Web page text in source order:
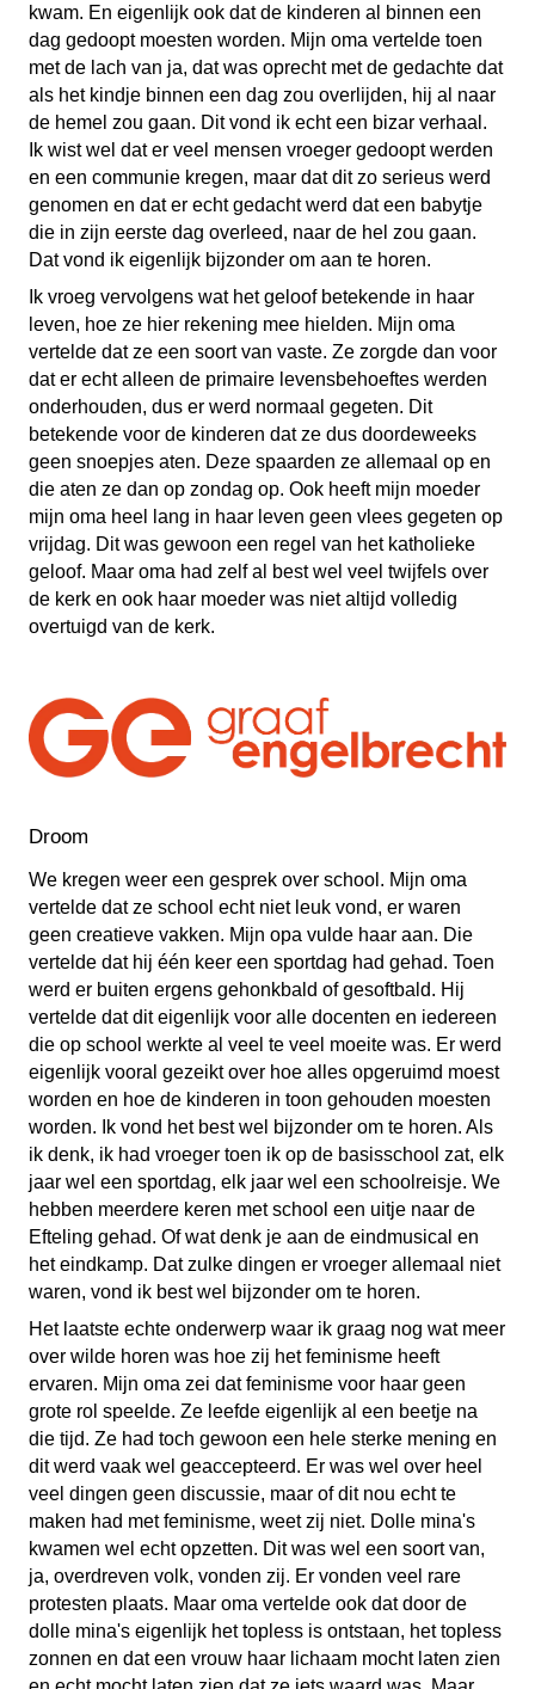
kwam. En eigenlijk ook dat de kinderen al binnen een
dag gedoopt moesten worden. Mijn oma vertelde toen
met de lach van ja, dat was oprecht met de gedachte dat
als het kindje binnen een dag zou overlijden, hij al naar
de hemel zou gaan. Dit vond ik echt een bizar verhaal.
Ik wist wel dat er veel mensen vroeger gedoopt werden
en een communie kregen, maar dat dit zo serieus werd
genomen en dat er echt gedacht werd dat een babytje
die in zijn eerste dag overleed, naar de hel zou gaan.
Dat vond ik eigenlijk bijzonder om aan te horen.
Ik vroeg vervolgens wat het geloof betekende in haar
leven, hoe ze hier rekening mee hielden. Mijn oma
vertelde dat ze een soort van vaste. Ze zorgde dan voor
dat er echt alleen de primaire levensbehoeftes werden
onderhouden, dus er werd normaal gegeten. Dit
betekende voor de kinderen dat ze dus doordeweeks
geen snoepjes aten. Deze spaarden ze allemaal op en
die aten ze dan op zondag op. Ook heeft mijn moeder
mijn oma heel lang in haar leven geen vlees gegeten op
vrijdag. Dit was gewoon een regel van het katholieke
geloof. Maar oma had zelf al best wel veel twijfels over
de kerk en ook haar moeder was niet altijd volledig
overtuigd van de kerk.
Droom
We kregen weer een gesprek over school. Mijn oma
vertelde dat ze school echt niet leuk vond, er waren
geen creatieve vakken. Mijn opa vulde haar aan. Die
vertelde dat hij één keer een sportdag had gehad. Toen
werd er buiten ergens gehonkbald of gesoftbald. Hij
vertelde dat dit eigenlijk voor alle docenten en iedereen
die op school werkte al veel te veel moeite was. Er werd
eigenlijk vooral gezeikt over hoe alles opgeruimd moest
worden en hoe de kinderen in toon gehouden moesten
worden. Ik vond het best wel bijzonder om te horen. Als
ik denk, ik had vroeger toen ik op de basisschool zat, elk
jaar wel een sportdag, elk jaar wel een schoolreisje. We
hebben meerdere keren met school een uitje naar de
Efteling gehad. Of wat denk je aan de eindmusical en
het eindkamp. Dat zulke dingen er vroeger allemaal niet
waren, vond ik best wel bijzonder om te horen.
Het laatste echte onderwerp waar ik graag nog wat meer
over wilde horen was hoe zij het feminisme heeft
ervaren. Mijn oma zei dat feminisme voor haar geen
grote rol speelde. Ze leefde eigenlijk al een beetje na
die tijd. Ze had toch gewoon een hele sterke mening en
dit werd vaak wel geaccepteerd. Er was wel over heel
veel dingen geen discussie, maar of dit nou echt te
maken had met feminisme, weet zij niet. Dolle mina's
kwamen wel echt opzetten. Dit was wel een soort van,
ja, overdreven volk, vonden zij. Er vonden veel rare
protesten plaats. Maar oma vertelde ook dat door de
dolle mina's eigenlijk het topless is ontstaan, het topless
zonnen en dat een vrouw haar lichaam mocht laten zien